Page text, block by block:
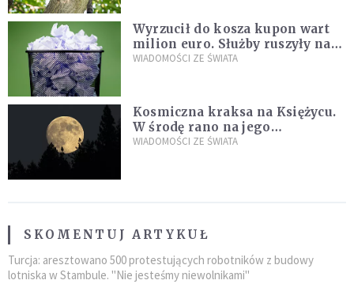
Wyrzucił do kosza kupon wart
milion euro. Służby ruszyły na
poszukiwania
WIADOMOŚCI ZE ŚWIATA
Kosmiczna kraksa na Księżycu.
W środę rano na jego
powierzchni dojdzie do
WIADOMOŚCI ZE ŚWIATA
SKOMENTUJ ARTYKUŁ
Turcja: aresztowano 500 protestujących robotników z budowy
lotniska w Stambule. "Nie jesteśmy niewolnikami"